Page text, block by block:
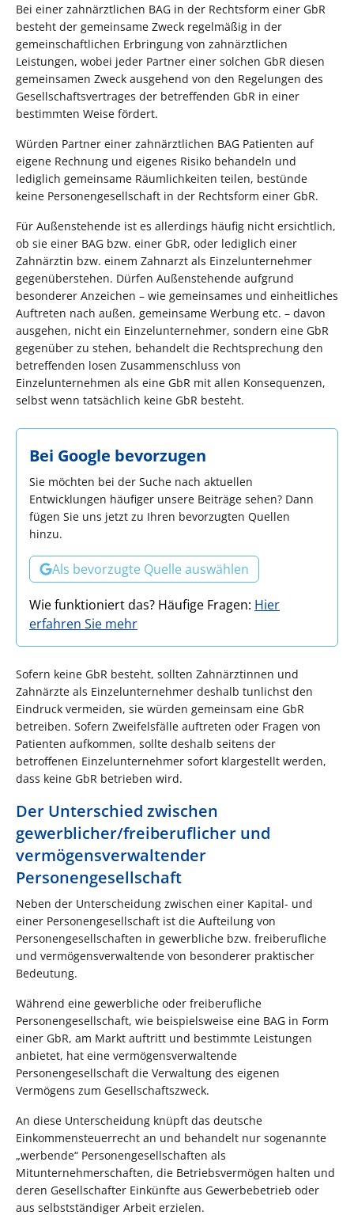
Bei einer zahnärztlichen BAG in der Rechtsform einer GbR
besteht der gemeinsame Zweck regelmäßig in der
gemeinschaftlichen Erbringung von zahnärztlichen
Leistungen, wobei jeder Partner einer solchen GbR diesen
gemeinsamen Zweck ausgehend von den Regelungen des
Gesellschaftsvertrages der betreffenden GbR in einer
bestimmten Weise fördert.
Würden Partner einer zahnärztlichen BAG Patienten auf
eigene Rechnung und eigenes Risiko behandeln und
lediglich gemeinsame Räumlichkeiten teilen, bestünde
keine Personengesellschaft in der Rechtsform einer GbR.
Für Außenstehende ist es allerdings häufig nicht ersichtlich,
ob sie einer BAG bzw. einer GbR, oder lediglich einer
Zahnärztin bzw. einem Zahnarzt als Einzelunternehmer
gegenüberstehen. Dürfen Außenstehende aufgrund
besonderer Anzeichen – wie gemeinsames und einheitliches
Auftreten nach außen, gemeinsame Werbung etc. – davon
ausgehen, nicht ein Einzelunternehmer, sondern eine GbR
gegenüber zu stehen, behandelt die Rechtsprechung den
betreffenden losen Zusammenschluss von
Einzelunternehmen als eine GbR mit allen Konsequenzen,
selbst wenn tatsächlich keine GbR besteht.
Bei Google bevorzugen
Sie möchten bei der Suche nach aktuellen
Entwicklungen häufiger unsere Beiträge sehen? Dann
fügen Sie uns jetzt zu Ihren bevorzugten Quellen
hinzu.
Als bevorzugte Quelle auswählen
Wie funktioniert das? Häufige Fragen: Hier
erfahren Sie mehr
Sofern keine GbR besteht, sollten Zahnärztinnen und
Zahnärzte als Einzelunternehmer deshalb tunlichst den
Eindruck vermeiden, sie würden gemeinsam eine GbR
betreiben. Sofern Zweifelsfälle auftreten oder Fragen von
Patienten aufkommen, sollte deshalb seitens der
betroffenen Einzelunternehmer sofort klargestellt werden,
dass keine GbR betrieben wird.
Der Unterschied zwischen
gewerblicher/freiberuflicher und
vermögensverwaltender
Personengesellschaft
Neben der Unterscheidung zwischen einer Kapital- und
einer Personengesellschaft ist die Aufteilung von
Personengesellschaften in gewerbliche bzw. freiberufliche
und vermögensverwaltende von besonderer praktischer
Bedeutung.
Während eine gewerbliche oder freiberufliche
Personengesellschaft, wie beispielsweise eine BAG in Form
einer GbR, am Markt auftritt und bestimmte Leistungen
anbietet, hat eine vermögensverwaltende
Personengesellschaft die Verwaltung des eigenen
Vermögens zum Gesellschaftszweck.
An diese Unterscheidung knüpft das deutsche
Einkommensteuerrecht an und behandelt nur sogenannte
„werbende“ Personengesellschaften als
Mitunternehmerschaften, die Betriebsvermögen halten und
deren Gesellschafter Einkünfte aus Gewerbebetrieb oder
aus selbstständiger Arbeit erzielen.